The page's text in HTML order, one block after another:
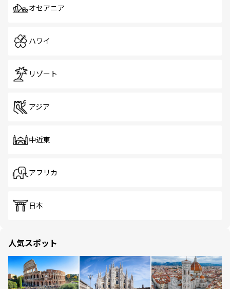
オセアニア
ハワイ
リゾート
アジア
中近東
アフリカ
日本
人気スポット